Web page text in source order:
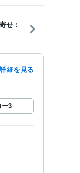
せ：
細を見る
ー3